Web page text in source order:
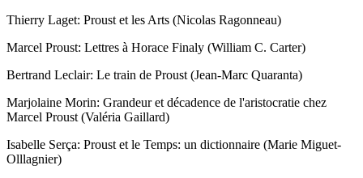
Thierry Laget: Proust et les Arts (Nicolas Ragonneau)
Marcel Proust: Lettres à Horace Finaly (William C. Carter)
Bertrand Leclair: Le train de Proust (Jean-Marc Quaranta)
Marjolaine Morin: Grandeur et décadence de l'aristocratie chez
Marcel Proust (Valéria Gaillard)
Isabelle Serça: Proust et le Temps: un dictionnaire (Marie Miguet-
Olllagnier)